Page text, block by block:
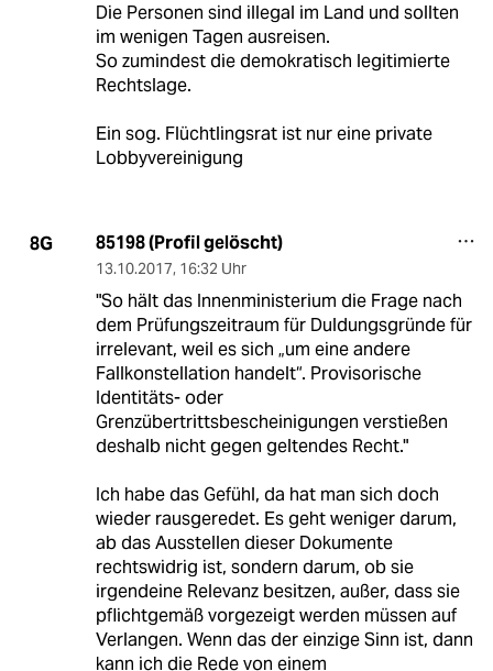
Die Personen sind illegal im Land und sollten
im wenigen Tagen ausreisen.
So zumindest die demokratisch legitimierte
Rechtslage.
Ein sog. Flüchtlingsrat ist nur eine private
Lobbyvereinigung
8G 85198 (Profil gelöscht)
13.10.2017, 16:32 Uhr
"So hält das Innenministerium die Frage nach
dem Prüfungszeitraum für Duldungsgründe für
irrelevant, weil es sich „um eine andere
Fallkonstellation handelt“. Provisorische
Identitäts- oder
Grenzübertrittsbescheinigungen verstießen
deshalb nicht gegen geltendes Recht."
Ich habe das Gefühl, da hat man sich doch
wieder rausgeredet. Es geht weniger darum,
ab das Ausstellen dieser Dokumente
rechtswidrig ist, sondern darum, ob sie
irgendeine Relevanz besitzen, außer, dass sie
pflichtgemäß vorgezeigt werden müssen auf
Verlangen. Wenn das der einzige Sinn ist, dann
kann ich die Rede von einem